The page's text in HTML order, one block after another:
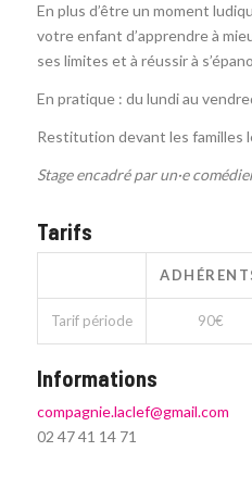
En plus d’être un moment
votre enfant d’apprendre à
ses limites et à réussir à
En pratique : du lundi au
Restitution devant les familles
Stage encadré par un·e
Tarifs
Tarif période 90€
Informations
compagnie.laclef@gmail.com
02 47 41 14 71